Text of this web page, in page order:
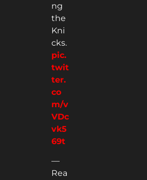
ng
the
Kni
cks.
pic.
twit
ter.
co
m/v
VDc
vk5
69t
—
Rea